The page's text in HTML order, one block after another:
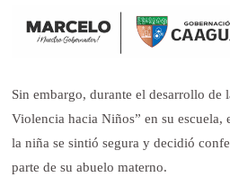
Sin embargo, durante el desarrollo de
Violencia hacia Niños” en su escuela,
la niña se sintió segura y decidió
parte de su abuelo materno.